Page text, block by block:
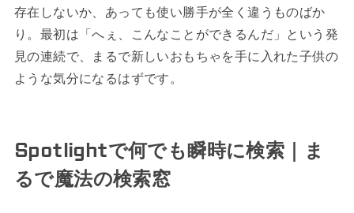
存在しないか、あっても使い勝手が全く違うものばか
り。最初は「へぇ、こんなことができるんだ」という発
見の連続で、まるで新しいおもちゃを手に入れた子供の
ような気分になるはずです。
Spotlightで何でも瞬時に検索｜ま
るで魔法の検索窓